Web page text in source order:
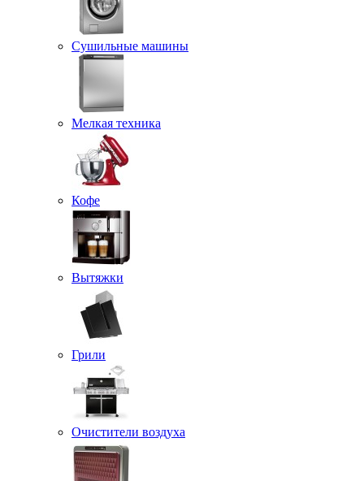
Сушильные машины
Мелкая техника
Кофе
Вытяжки
Грили
Очистители воздуха